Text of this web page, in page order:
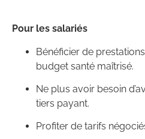
Pour les salariés
Bénéficier de
budget santé maîtrisé.
Ne plus avoir besoin
tiers payant.
Profiter de tarifs